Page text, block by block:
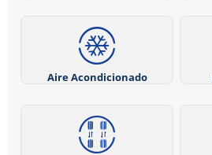
Aire Acondicionado